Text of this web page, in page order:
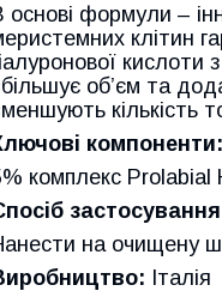
основі формули –
клітин
об’єм та
кількість
компоненти:
комплекс Prolabial
на очищену
Італія